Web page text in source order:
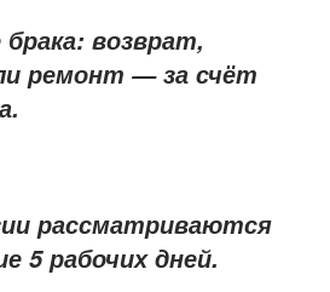
брака: возврат,
ремонт —за счёт
.
рассматриваются
5 рабочих дней.